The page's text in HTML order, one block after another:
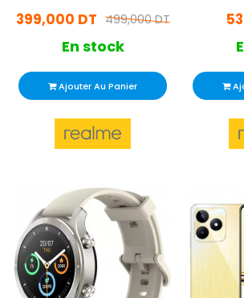
499,000 DT
399,000 DT
En stock
Ajouter Au Panier